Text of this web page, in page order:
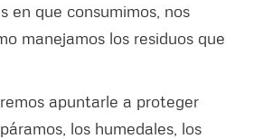
en que consumimos, nos
manejamos los residuos que
apuntarle a proteger
los humedales, los